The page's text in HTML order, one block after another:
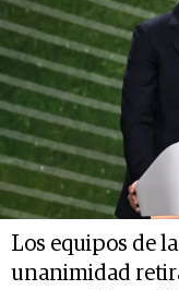
Los equipos de
unanimidad